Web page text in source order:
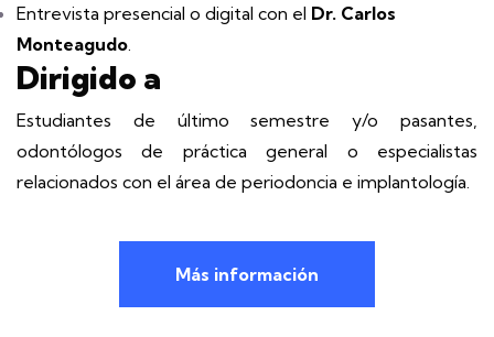
Entrevista presencial o digital con el Dr. Carlos
Monteagudo
Dirigido a
Estudiantes de último semestre y/o pasantes,
odontólogos de práctica general o especialistas
relacionados con el área de periodoncia e implantología.
Más información